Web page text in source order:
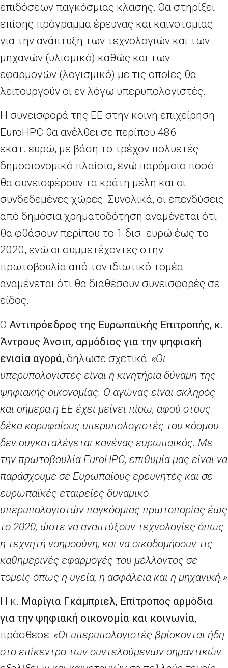
επιδόσεων παγκόσμιας κλάσης. Θα στηρίξει
επίσης πρόγραμμα έρευνας και καινοτομίας
για την ανάπτυξη των τεχνολογιών και των
μηχανών (υλισμικό) καθώς και των
εφαρμογών (λογισμικό) με τις οποίες θα
λειτουργούν οι εν λόγω υπερυπολογιστές.
Η συνεισφορά της ΕΕ στην κοινή επιχείρηση
EuroHPC θα ανέλθει σε περίπου 486
εκατ. ευρώ, με βάση το τρέχον πολυετές
δημοσιονομικό πλαίσιο, ενώ παρόμοιο ποσό
θα συνεισφέρουν τα κράτη μέλη και οι
συνδεδεμένες χώρες. Συνολικά, οι επενδύσεις
από δημόσια χρηματοδότηση αναμένεται ότι
θα φθάσουν περίπου το 1 δισ. ευρώ έως το
2020, ενώ οι συμμετέχοντες στην
πρωτοβουλία από τον ιδιωτικό τομέα
αναμένεται ότι θα διαθέσουν συνεισφορές σε
είδος.
Ο Αντιπρόεδρος της Ευρωπαϊκής Επιτροπής, κ.
Άντρους Άνσιπ, αρμόδιος για την ψηφιακή
ενιαία αγορά, δήλωσε σχετικά: «Οι
υπερυπολογιστές είναι η κινητήρια δύναμη της
ψηφιακής οικονομίας. Ο αγώνας είναι σκληρός
και σήμερα η ΕΕ έχει μείνει πίσω, αφού στους
δέκα κορυφαίους υπερυπολογιστές του κόσμου
δεν συγκαταλέγεται κανένας ευρωπαϊκός. Με
την πρωτοβουλία EuroHPC, επιθυμία μας είναι να
παράσχουμε σε Ευρωπαίους ερευνητές και σε
ευρωπαϊκές εταιρείες δυναμικό
υπερυπολογιστών παγκόσμιας πρωτοπορίας έως
το 2020, ώστε να αναπτύξουν τεχνολογίες όπως
η τεχνητή νοημοσύνη, και να οικοδομήσουν τις
καθημερινές εφαρμογές του μέλλοντος σε
τομείς όπως η υγεία, η ασφάλεια και η μηχανική.»
Η κ. Μαρίγια Γκάμπριελ, Επίτροπος αρμόδια
για την ψηφιακή οικονομία και κοινωνία,
πρόσθεσε: «Οι υπερυπολογιστές βρίσκονται ήδη
στο επίκεντρο των συντελούμενων σημαντικών